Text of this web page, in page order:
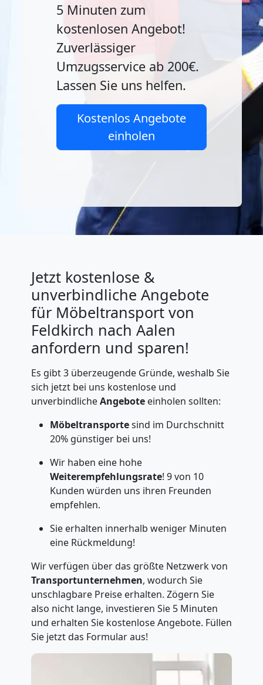
5 Minuten zum
kostenlosen Angebot!
Zuverlässiger
Umzugsservice ab 200€.
Lassen Sie uns helfen.
Kostenlos Angebote
einholen
Jetzt kostenlose &
unverbindliche Angebote
für Möbeltransport von
Feldkirch nach Aalen
anfordern und sparen!
Es gibt 3 überzeugende Gründe, weshalb Sie
sich jetzt bei uns kostenlose und
unverbindlicheAngebote einholen sollten:
Möbeltransportesind im Durchschnitt
20% günstiger bei uns!
Wir haben eine hohe
Weiterempfehlungsrate! 9 von 10
Kunden würden uns ihren Freunden
empfehlen.
Sie erhalten innerhalb weniger Minuten
eine Rückmeldung!
Wir verfügen über das größte Netzwerk von
Transportunternehmen, wodurch Sie
unschlagbare Preise erhalten. Zögern Sie
also nicht lange, investieren Sie 5 Minuten
und erhalten Sie kostenlose Angebote. Füllen
Sie jetzt das Formular aus!